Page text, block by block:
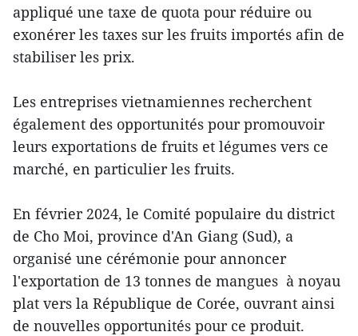
appliqué une taxe de quota pour réduire ou
exonérer les taxes sur les fruits importés afin de
stabiliser les prix.
Les entreprises vietnamiennes recherchent
également des opportunités pour promouvoir
leurs exportations de fruits et légumes vers ce
marché, en particulier les fruits.
En février 2024, le Comité populaire du district
de Cho Moi, province d'An Giang (Sud), a
organisé une cérémonie pour annoncer
l'exportation de 13 tonnes de mangues à noyau
plat vers la République de Corée, ouvrant ainsi
de nouvelles opportunités pour ce produit.